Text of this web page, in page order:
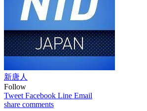
新唐人
Follow
Tweet Facebook Line Email
share comments